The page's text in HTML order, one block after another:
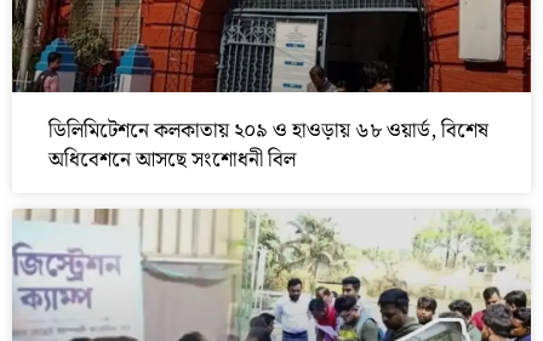
ডিলিমিটেশনে কলকাতায় ২০৯ ও হাওড়ায় ৬৮ ওয়ার্ড, বিশেষ
অধিবেশনে আসছে সংশোধনী বিল